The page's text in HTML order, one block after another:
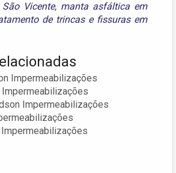
Vicente, manta asfáltica em
de trincas e fissuras em
Impermeabilizações
Impermeabilizações